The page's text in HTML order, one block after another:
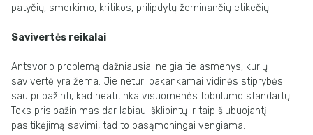
patyčių, smerkimo, kritikos, prilipdytų žeminančių etikečių.
Savivertės reikalai
Antsvorio problemą dažniausiai neigia tie asmenys, kurių
savivertė yra žema. Jie neturi pakankamai vidinės stiprybės
sau pripažinti, kad neatitinka visuomenės tobulumo standartų.
Toks prisipažinimas dar labiau išklibintų ir taip šlubuojantį
pasitikėjimą savimi, tad to pasąmoningai vengiama.